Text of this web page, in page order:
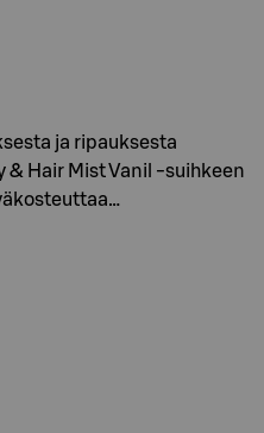
ja ripauksesta
& Hair Mist Vanil -suihkeen